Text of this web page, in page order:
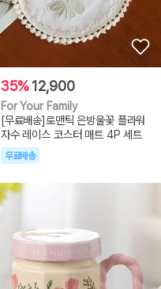
35%12,900
For Your Family
[무료배송]로맨틱 은방울꽃 플라워
자수 레이스 코스터 매트 4P 세트
무료배송